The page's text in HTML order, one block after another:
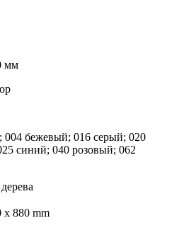
мм
004 бежевый; 016 серый; 020
синий; 040 розовый; 062
x 880 mm